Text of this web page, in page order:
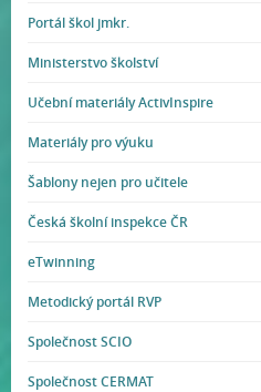
Portál škol jmkr.
Ministerstvo školství
Učební materiály ActivInspire
Materiály pro výuku
Šablony nejen pro učitele
Česká školní inspekce ČR
eTwinning
Metodický portál RVP
Společnost SCIO
Společnost CERMAT